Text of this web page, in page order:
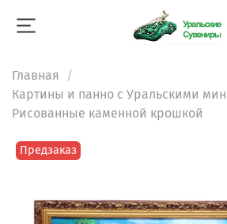
Главная
Картины и панно с Уральскими
Рисованные каменной крошкой
Предзаказ